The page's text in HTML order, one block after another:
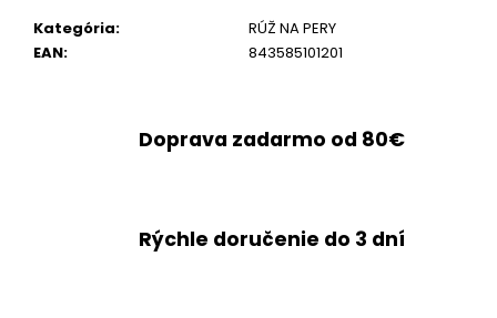
Kategória:
RÚŽ NA PERY
EAN: 843585101201
Doprava zadarmo od 80€
Rýchle doručenie do 3 dní